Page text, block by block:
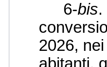
6-bis
2026,